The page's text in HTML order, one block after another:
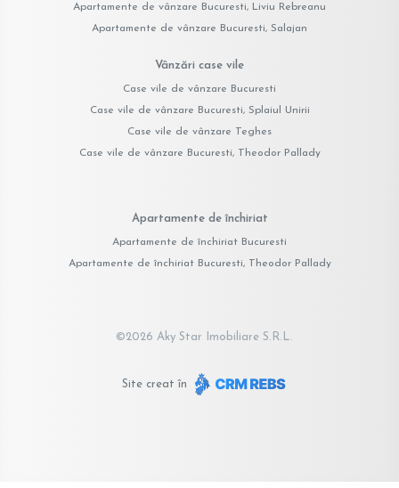
Apartamente de vânzare Bucuresti, Liviu Rebreanu
Apartamente de vânzare Bucuresti, Salajan
Vânzări case vile
Case vile de vânzare Bucuresti
Case vile de vânzare Bucuresti, Splaiul Unirii
Case vile de vânzare Teghes
Case vile de vânzare Bucuresti, Theodor Pallady
Apartamente de închiriat
Apartamente de închiriat Bucuresti
Apartamente de închiriat Bucuresti, Theodor Pallady
©2026 Aky Star Imobiliare S.R.L.
Site creat în